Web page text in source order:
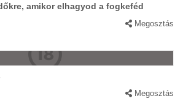
amikor elhagyod a fogkeféd
Megosztás
Megosztás